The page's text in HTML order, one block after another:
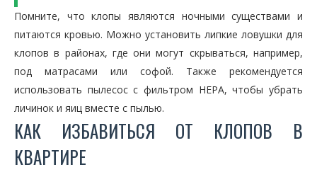
Помните, что клопы являются ночными существами и
питаются кровью. Можно установить липкие ловушки для
клопов в районах, где они могут скрываться, например,
под матрасами или софой. Также рекомендуется
использовать пылесос с фильтром HEPA, чтобы убрать
личинок и яиц вместе с пылью.
КАК ИЗБАВИТЬСЯ ОТ КЛОПОВ В
КВАРТИРЕ